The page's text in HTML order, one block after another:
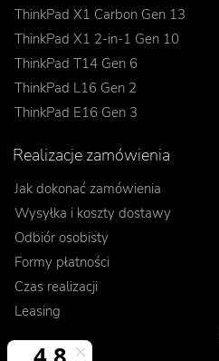
ThinkPad X1 Carbon Gen 13
ThinkPad X1 2-in-1 Gen 10
ThinkPad T14 Gen 6
ThinkPad L16 Gen 2
ThinkPad E16 Gen 3
Realizacje zamówienia
Jak dokonać zamówienia
Wysyłka i koszty dostawy
Odbiór osobisty
Formy płatności
Czas realizacji
Leasing